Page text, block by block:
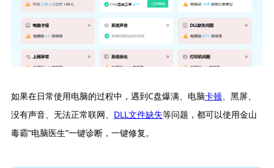
如果在日常使用电脑的过程中，遇到C盘爆满、电脑卡顿、黑屏、
没有声音、无法正常联网、 DLL文件缺失等问题，都可以使用金山
毒霸“电脑医生”一键诊断，一键修复。